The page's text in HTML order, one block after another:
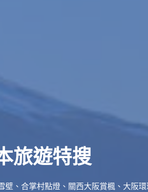
旅遊特搜
、合掌村點燈、關西大阪賞楓、大阪環